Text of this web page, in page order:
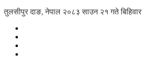
तुलसीपुर दाङ, नेपाल २०८३ साउन २१ गते बिहिवार